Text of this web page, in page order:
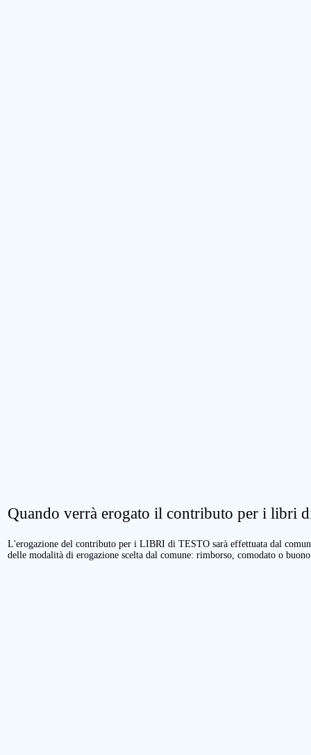
Quando verrà erogato il contributo per i libri
L'erogazione del contributo per i LIBRI di TESTO sarà effettuata dal
delle modalità di erogazione scelta dal comune: rimborso, comodato o